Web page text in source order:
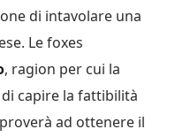
di intavolare una
Le foxes
, ragion per cui la
capire la fattibilità
ad ottenere il